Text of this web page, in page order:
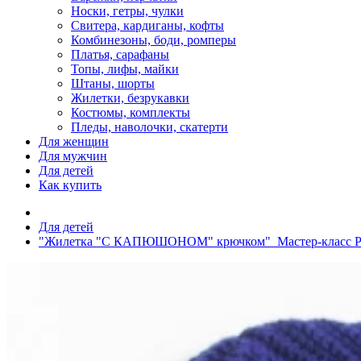
Носки, гетры, чулки
Свитера, кардиганы, кофты
Комбинезоны, боди, ромперы
Платья, сарафаны
Топы, лифы, майки
Штаны, шорты
Жилетки, безрукавки
Костюмы, комплекты
Пледы, наволочки, скатерти
Для женщин
Для мужчин
Для детей
Как купить
Для детей
"Жилетка "С КАПЮШОНОМ" крючком" Мастер-класс